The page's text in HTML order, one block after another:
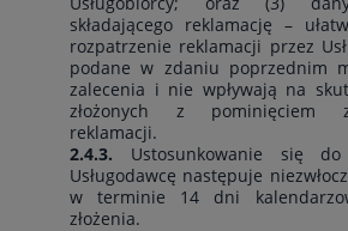
składającego reklamację –
rozpatrzenie reklamacji przez
podane w zdaniu poprzednim
zalecenia i nie wpływają na
złożonych z pominięciem
reklamacji.
2.4.3. Ustosunkowanie się
Usługodawcę następuje
w terminie 14 dni
złożenia.